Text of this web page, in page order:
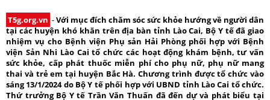
T5g.org.vn -Với mục đích chăm sóc sức khỏe hướng về người dân
tại các huyện khó khăn trên địa bàn tỉnh Lào Cai, Bộ Y tế đã giao
nhiệm vụ cho Bệnh viện Phụ sản Hải Phòng phối hợp với Bệnh
viện Sản Nhi Lào Cai tổ chức các hoạt động khám bệnh, tư vấn
sức khỏe, cấp phát thuốc miễn phí cho phụ nữ, phụ nữ mang
thai và trẻ em tại huyện Bắc Hà. Chương trình được tổ chức vào
sáng 13/1/2024 do Bộ Y tế phối hợp với UBND tỉnh Lào Cai tổ chức.
Thứ trưởng Bộ Y tế Trần Văn Thuấn đã đến dự và phát biểu tại